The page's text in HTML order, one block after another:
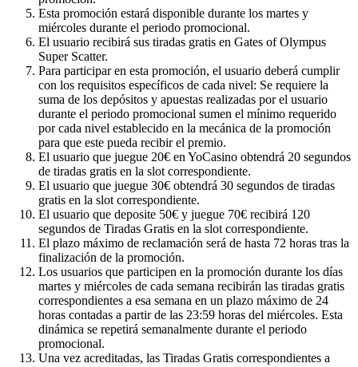
Esta promoción estará disponible durante los martes y
miércoles durante el periodo promocional.
El usuario recibirá sus tiradas gratis en Gates of Olympus
Super Scatter.
Para participar en esta promoción, el usuario deberá cumplir
con los requisitos específicos de cada nivel: Se requiere la
suma de los depósitos y apuestas realizadas por el usuario
durante el periodo promocional sumen el mínimo requerido
por cada nivel establecido en la mecánica de la promoción
para que este pueda recibir el premio.
El usuario que juegue 20€ en YoCasino obtendrá 20 segundos
de tiradas gratis en la slot correspondiente.
El usuario que juegue 30€ obtendrá 30 segundos de tiradas
gratis en la slot correspondiente.
El usuario que deposite 50€ y juegue 70€ recibirá 120
segundos de Tiradas Gratis en la slot correspondiente.
El plazo máximo de reclamación será de hasta 72 horas tras la
finalización de la promoción.
Los usuarios que participen en la promoción durante los días
martes y miércoles de cada semana recibirán las tiradas gratis
correspondientes a esa semana en un plazo máximo de 24
horas contadas a partir de las 23:59 horas del miércoles. Esta
dinámica se repetirá semanalmente durante el periodo
promocional.
Una vez acreditadas, las Tiradas Gratis correspondientes a